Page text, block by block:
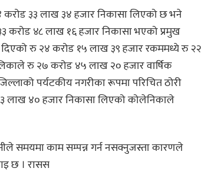
करोड ३३ लाख ३४ हजार निकासा लिएको छ भने
करोड ४८ लाख १६ हजार निकासा भएको प्रमुख
रु २४ करोड १५ लाख ३९ हजार रकममध्ये रु २२
रु २७ करोड ४५ लाख २० हजार वार्षिक
पर्यटकीय नगरीका रूपमा परिचित ठोरी
लाख ४० हजार निकासा लिएको कोलेनिकाले
समयमा काम सम्पन्न गर्न नसक्नुजस्ता कारणले
छ । रासस